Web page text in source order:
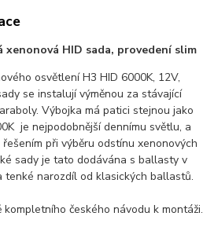
xenonová HID sada, provedení slim
osvětlení H3 HID 6000K, 12V,
se instalují výměnou za stávající
Výbojka má patici stejnou jako
je nejpodobnější dennímu světlu, a
při výběru odstínu xenonových
sady je tato dodávána s ballasty v
tenké narozdíl od klasických ballastů.
českého návodu k montáži.